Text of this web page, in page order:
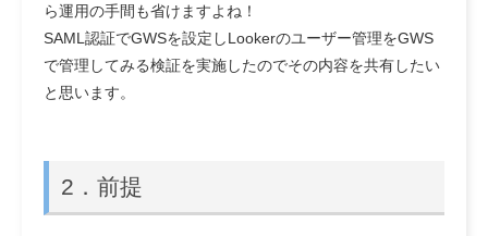
ら運用の手間も省けますよね！
SAML認証でGWSを設定しLookerのユーザー管理をGWS
で管理してみる検証を実施したのでその内容を共有したい
と思います。
2．前提